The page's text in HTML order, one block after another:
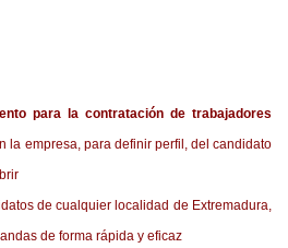
para la contratación de trabajadores
la empresa, para definir perfil, del candidato
de cualquier localidad de Extremadura,
de forma rápida y eficaz